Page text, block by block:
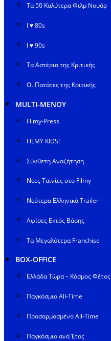
Τα 50 Καλύτερα Φιλμ Νουάρ
I ♥ 80s
I ♥ 90s
Τα Αστέρια της Κριτικής
Οι Πατάτες της Κριτικής
MULTI-ΜΕΝΟΥ
Filmy-Press
FILMY KIDS!
Σύνθετη Αναζήτηση
Νέες Ταινίες στο Filmy
Νεότερα Ελληνικά Trailer
Αφίσες Εκτός Βάσης
Τα Μεγαλύτερα Franchise
BOX-OFFICE
Ελλάδα Τώρα – Κόσμος Φέτος
Παγκόσμιο All-Time
Προσαρμοσμένο All-Time
Παγκόσμιο ανά Έτος